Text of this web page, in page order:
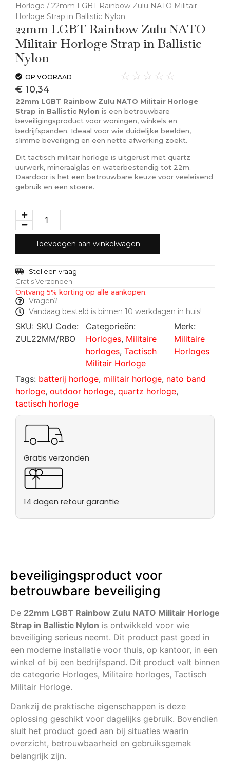
Horloge / 22mm LGBT Rainbow Zulu NATO Militair
Horloge Strap in Ballistic Nylon
22mm LGBT Rainbow Zulu NATO
Militair Horloge Strap in Ballistic
Nylon
OP VOORAAD ☆ ☆ ☆ ☆ ☆
€ 10,34
22mm LGBT Rainbow Zulu NATO Militair Horloge
Strap in Ballistic Nylon is een betrouwbare
beveiligingsproduct voor woningen, winkels en
bedrijfspanden. Ideaal voor wie duidelijke beelden,
slimme beveiliging en een nette afwerking zoekt.
Dit tactisch militair horloge is uitgerust met quartz
uurwerk, mineraalglas en waterbestendig tot 22m.
Daardoor is het een betrouwbare keuze voor veeleisend
gebruik en een stoere.
Toevoegen aan winkelwagen
Stel een vraag
Gratis Verzonden
Ontvang 5% korting op alle aankopen.
Vragen?
Vandaag besteld is binnen 10 werkdagen in huis!
SKU: SKU Code:
ZUL22MM/RBO
Categorieën:
Horloges, Militaire
horloges, Tactisch
Militair Horloge
Merk:
Militaire
Horloges
Tags: batterij horloge, militair horloge, nato band
horloge, outdoor horloge, quartz horloge,
tactisch horloge
Gratis verzonden
14 dagen retour garantie
beveiligingsproduct voor
betrouwbare beveiliging
De 22mm LGBT Rainbow Zulu NATO Militair Horloge
Strap in Ballistic Nylon is ontwikkeld voor wie
beveiliging serieus neemt. Dit product past goed in
een moderne installatie voor thuis, op kantoor, in een
winkel of bij een bedrijfspand. Dit product valt binnen
de categorie Horloges, Militaire horloges, Tactisch
Militair Horloge.
Dankzij de praktische eigenschappen is deze
oplossing geschikt voor dagelijks gebruik. Bovendien
sluit het product goed aan bij situaties waarin
overzicht, betrouwbaarheid en gebruiksgemak
belangrijk zijn.